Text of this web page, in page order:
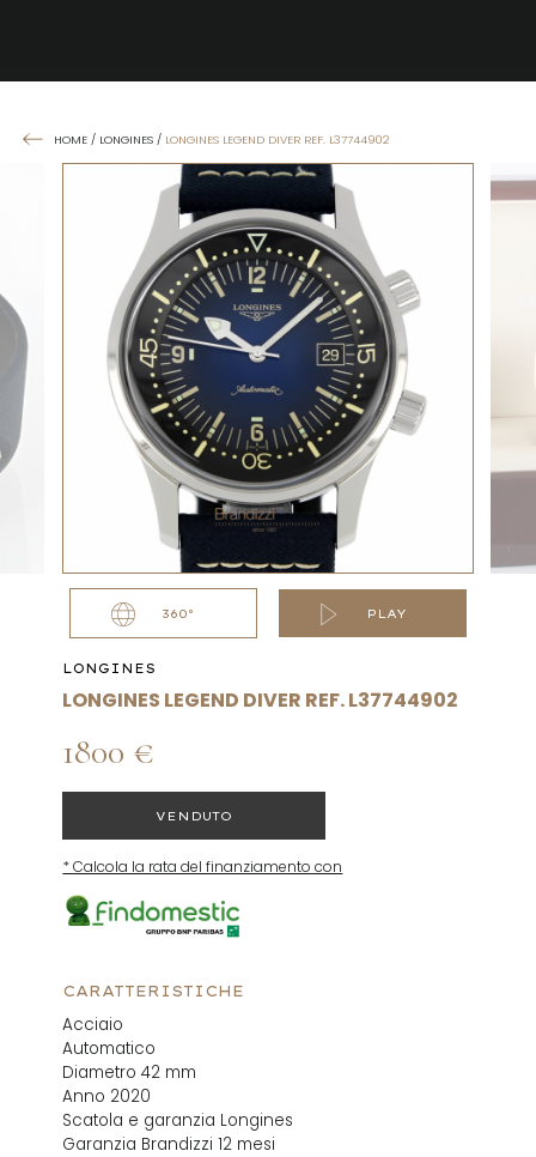
HOME / LONGINES / LONGINES LEGEND DIVER REF. L37744902
360° PLAY
LONGINES
LONGINES LEGEND DIVER REF. L37744902
1800 €
VENDUTO
* Calcola la rata del finanziamento con
CARATTERISTICHE
Acciaio
Automatico
Diametro 42 mm
Anno 2020
Scatola e garanzia Longines
Garanzia Brandizzi 12 mesi